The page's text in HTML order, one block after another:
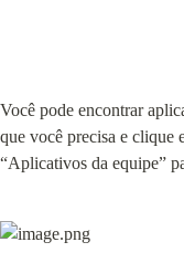
Você pode encontrar
que você precisa e clique
“Aplicativos da equipe”